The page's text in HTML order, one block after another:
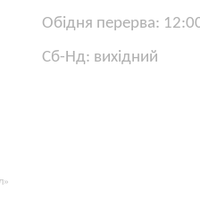
Обідня перерва:
Сб-Нд: вихідний